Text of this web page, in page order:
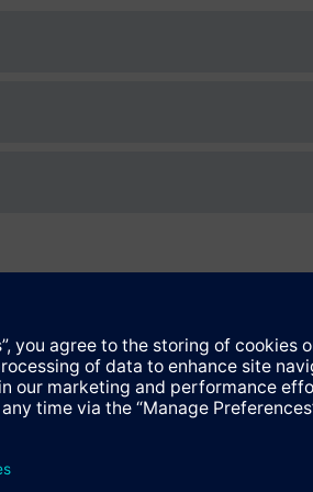
et VVF32 de Ø 100 à Ø 150 mm AC 230V
et VVF32 de Ø 100 à Ø 150 mm AC 24V